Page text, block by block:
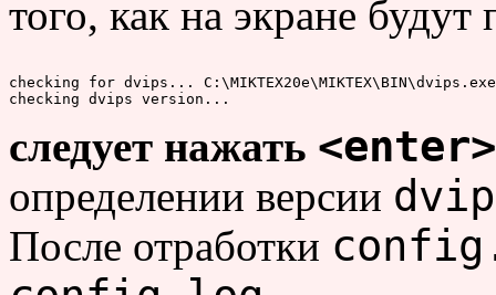
того, как на экране будут
checking for dvips... C:\MIKTEX20e\MIKTEX\BIN\dvips.exe
следует нажать <enter>
определении версии
После отработки